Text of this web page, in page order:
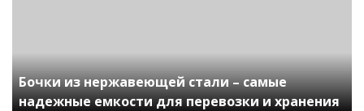
Бочки из нержавеющей стали – самые
надежные емкости для перевозки и хранения